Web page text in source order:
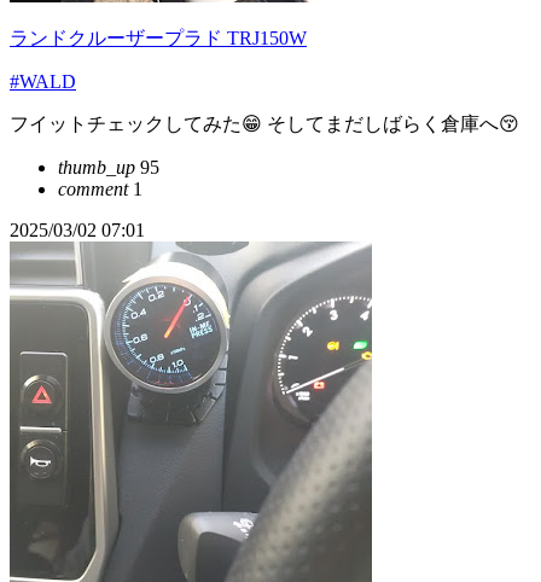
ランドクルーザープラド TRJ150W
#WALD
フイットチェックしてみた😁 そしてまだしばらく倉庫へ😚
thumb_up 95
comment1
2025/03/02 07:01